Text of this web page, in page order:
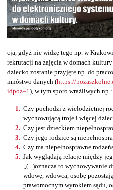
cja, gdyż nie widzę tego np. w
rekrutacji na zajęcia w domach
dziecko zostanie przyjęte np. do
mnóstwo danych (https://
idpoz=1), w tym sporo wrażliwych np.:
Czy pochodzi z wielodzietnej
wychowującą troje i więcej
Czy jest dzieckiem
Czy jego rodzice są
Czy ma niepełnosprawne
Jak wyglądają relacje między
„(...)oznacza to wychowywanie
wdowę, wdowca, osobę
prawomocnym wyrokiem sądu,